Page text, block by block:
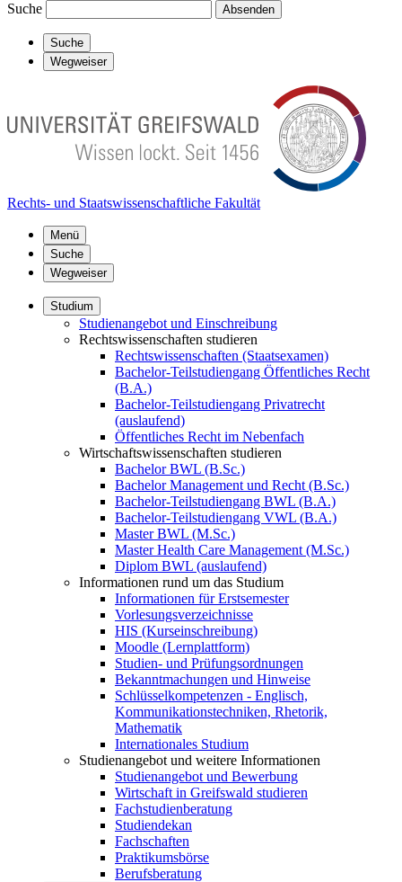
Suche Absenden
Suche
Wegweiser
Rechts- und Staatswissenschaftliche Fakultät
Menü
Suche
Wegweiser
Studium
Studienangebot und Einschreibung
Rechtswissenschaften studieren
Rechtswissenschaften (Staatsexamen)
Bachelor-Teilstudiengang Öffentliches Recht
(B.A.)
Bachelor-Teilstudiengang Privatrecht
(auslaufend)
Öffentliches Recht im Nebenfach
Wirtschaftswissenschaften studieren
Bachelor BWL (B.Sc.)
Bachelor Management und Recht (B.Sc.)
Bachelor-Teilstudiengang BWL (B.A.)
Bachelor-Teilstudiengang VWL (B.A.)
Master BWL (M.Sc.)
Master Health Care Management (M.Sc.)
Diplom BWL (auslaufend)
Informationen rund um das Studium
Informationen für Erstsemester
Vorlesungsverzeichnisse
HIS (Kurseinschreibung)
Moodle (Lernplattform)
Studien- und Prüfungsordnungen
Bekanntmachungen und Hinweise
Schlüsselkompetenzen - Englisch,
Kommunikationstechniken, Rhetorik,
Mathematik
Internationales Studium
Studienangebot und weitere Informationen
Studienangebot und Bewerbung
Wirtschaft in Greifswald studieren
Fachstudienberatung
Studiendekan
Fachschaften
Praktikumsbörse
Berufsberatung